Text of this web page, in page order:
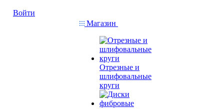
Войти
Магазин
Отрезные и
шлифовальные
круги